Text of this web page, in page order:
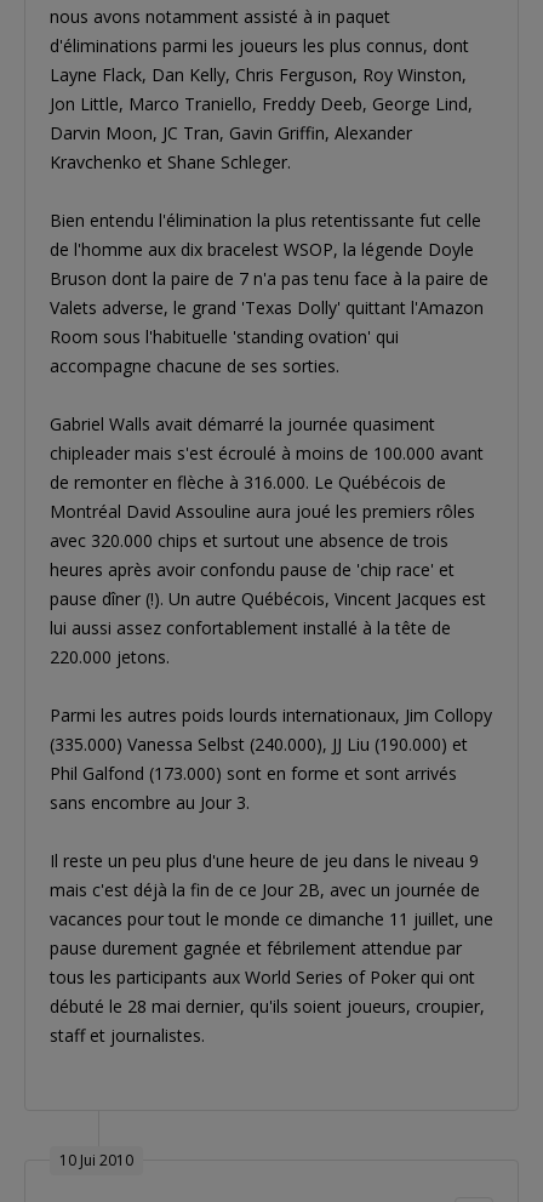
nous avons notamment assisté à in paquet
d'éliminations parmi les joueurs les plus connus, dont
Layne Flack, Dan Kelly, Chris Ferguson, Roy Winston,
Jon Little, Marco Traniello, Freddy Deeb, George Lind,
Darvin Moon, JC Tran, Gavin Griffin, Alexander
Kravchenko et Shane Schleger.
Bien entendu l'élimination la plus retentissante fut celle
de l'homme aux dix bracelest WSOP, la légende Doyle
Bruson dont la paire de 7 n'a pas tenu face à la paire de
Valets adverse, le grand 'Texas Dolly' quittant l'Amazon
Room sous l'habituelle 'standing ovation' qui
accompagne chacune de ses sorties.
Gabriel Walls avait démarré la journée quasiment
chipleader mais s'est écroulé à moins de 100.000 avant
de remonter en flèche à 316.000. Le Québécois de
Montréal David Assouline aura joué les premiers rôles
avec 320.000 chips et surtout une absence de trois
heures après avoir confondu pause de 'chip race' et
pause dîner (!). Un autre Québécois, Vincent Jacques est
lui aussi assez confortablement installé à la tête de
220.000 jetons.
Parmi les autres poids lourds internationaux, Jim Collopy
(335.000) Vanessa Selbst (240.000), JJ Liu (190.000) et
Phil Galfond (173.000) sont en forme et sont arrivés
sans encombre au Jour 3.
Il reste un peu plus d'une heure de jeu dans le niveau 9
mais c'est déjà la fin de ce Jour 2B, avec un journée de
vacances pour tout le monde ce dimanche 11 juillet, une
pause durement gagnée et fébrilement attendue par
tous les participants aux World Series of Poker qui ont
débuté le 28 mai dernier, qu'ils soient joueurs, croupier,
staff et journalistes.
10 Jui 2010